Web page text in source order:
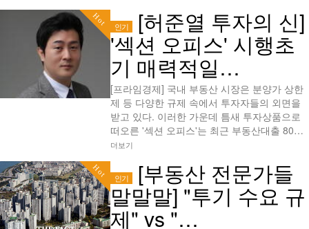
Hot
인기 [허준열 투자의 신]
'섹션 오피스' 시행초
기 매력적일…
[프라임경제] 국내 부동산 시장은 분양가 상한
제 등 다양한 규제 속에서 투자자들의 외면을
받고 있다. 이러한 가운데 틈새 투자상품으로
떠오른 '섹션 오피스'는 최근 부동산대출 80…
더보기
Hot
인기 [부동산 전문가들
말말말] "투기 수요 규
제" vs "…